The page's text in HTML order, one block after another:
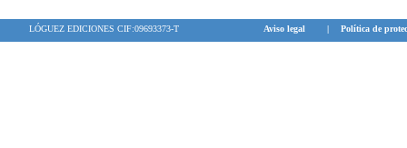
LÓGUEZ EDICIONES CIF:09693373-T Aviso legal | Política de